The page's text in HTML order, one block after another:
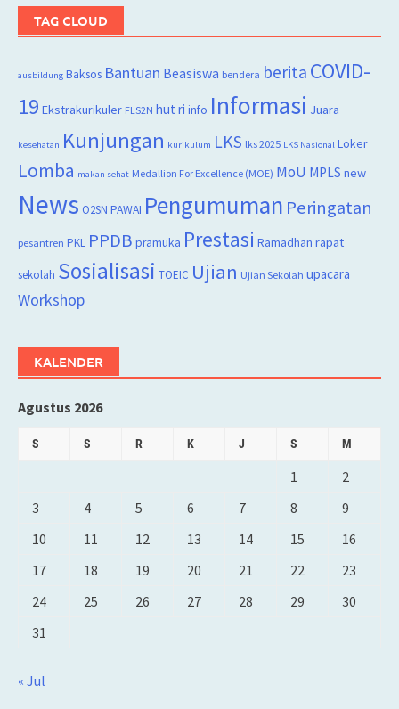
TAG CLOUD
ausbildung Baksos Bantuan Beasiswa bendera berita COVID-
19 Ekstrakurikuler FLS2N hut ri info Informasi Juara
kesehatan Kunjungan kurikulum LKS lks 2025 LKS Nasional Loker
Lomba makan sehat Medallion For Excellence (MOE) MoU MPLS new
News O2SN PAWAI Pengumuman Peringatan
pesantren PKL PPDB pramuka Prestasi Ramadhan rapat
sekolah Sosialisasi TOEIC Ujian Ujian Sekolah upacara
Workshop
KALENDER
Agustus 2026
S S R K J S M
1
2
3
4 5 6 7 8
9
10
11 12 13 14 15
16
17
18 19 20 21 22
23
24
25 26 27 28 29
30
31
« Jul